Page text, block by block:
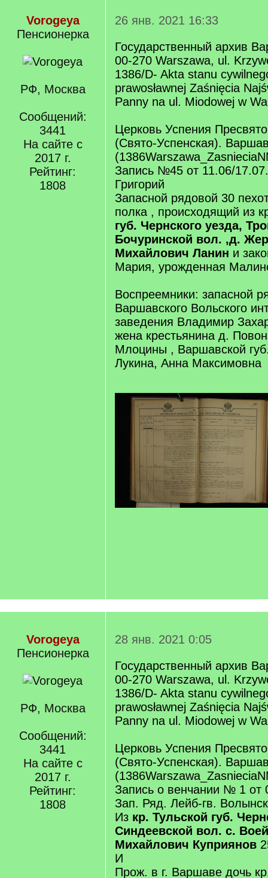
Vorogeya
Пенсионерка
РФ, Москва
Сообщений:
3441
На сайте с
2017 г.
Рейтинг:
1808
26 янв. 2021 16:33
Государственный архив
00-270 Warszawa, ul.
1386/D- Akta stanu
prawosławnej Zaśnięcia
Panny na ul. Miodowej w
Церковь Успения
(Свято-Успенская).
Запись №45 от 11.06/
Григорий
Запасной рядовой 30
полка , происходящий из
губ. Чернского уезда,
Бочуринской вол. ,д.
Михайлович Ланин и
Мария, урожденная
Воспреемники: запасной
Варшавского Вольского
заведения Владимир
жена крестьянина д.
Млоцины , Варшавской
Лукина, Анна Максимовна
Vorogeya
Пенсионерка
РФ, Москва
Сообщений:
3441
На сайте с
2017 г.
Рейтинг:
1808
28 янв. 2021 0:05
Государственный архив
00-270 Warszawa, ul.
1386/D- Akta stanu
prawosławnej Zaśnięcia
Panny na ul. Miodowej w
Церковь Успения
(Свято-Успенская).
Запись о венчании № 1 от
Зап. Ряд. Лейб-гв.
Из кр. Тульской губ.
Синдеевской вол. с.
Михайлович Куприянов
И
Прож. в г. Варшаве дочь